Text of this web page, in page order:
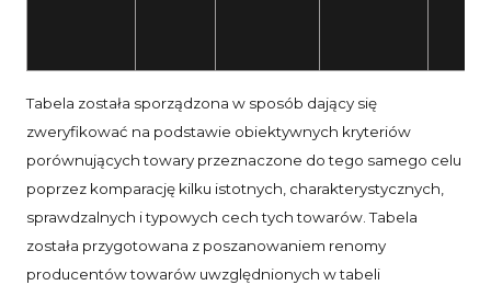
Tabela została sporządzona w sposób dający się
zweryfikować na podstawie obiektywnych kryteriów
porównujących towary przeznaczone do tego samego celu
poprzez komparację kilku istotnych, charakterystycznych,
sprawdzalnych i typowych cech tych towarów. Tabela
została przygotowana z poszanowaniem renomy
producentów towarów uwzględnionych w tabeli